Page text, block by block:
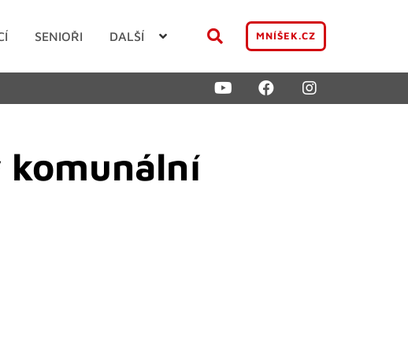
SENIOŘI DALŠÍ MNÍŠEK.CZ
komunální